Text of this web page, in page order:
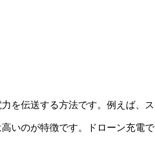
を伝送する方法です。例えば、ス
いのが特徴です。ドローン充電で